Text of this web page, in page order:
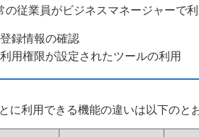
の従業員がビジネスマネージャーで
登録情報の確認
利用権限が設定されたツールの利用
に利用できる機能の違いは以下のと